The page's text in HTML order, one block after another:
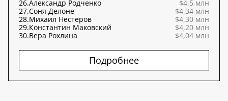
26.Александр Родченко
$4,5 млн
27.Соня Делоне
$4,34 млн
28.Михаил Нестеров
$4,30 млн
29.Константин Маковский
$4,20 млн
30.Вера Рохлина $4,04 млн
Подробнее